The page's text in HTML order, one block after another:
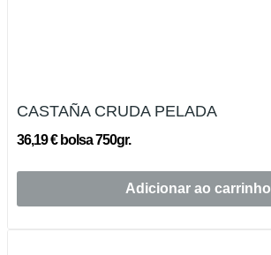
CASTAÑA CRUDA PELADA
36,19 € bolsa 750gr.
Adicionar ao carrinho